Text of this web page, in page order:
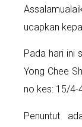
ucapkan
Pada hari ini
Yong Chee
no kes: 15/4-
Penuntut